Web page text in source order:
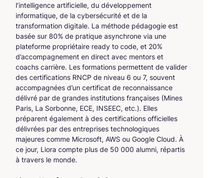
l’intelligence artificielle, du développement
informatique, de la cybersécurité et de la
transformation digitale. La méthode pédagogie est
basée sur 80% de pratique asynchrone via une
plateforme propriétaire ready to code, et 20%
d’accompagnement en direct avec mentors et
coachs carrière. Les formations permettent de valider
des certifications RNCP de niveau 6 ou 7, souvent
accompagnées d’un certificat de reconnaissance
délivré par de grandes institutions françaises (Mines
Paris, La Sorbonne, ECE, INSEEC, etc.). Elles
préparent également à des certifications officielles
délivrées par des entreprises technologiques
majeures comme Microsoft, AWS ou Google Cloud. À
ce jour, Liora compte plus de 50 000 alumni, répartis
à travers le monde.